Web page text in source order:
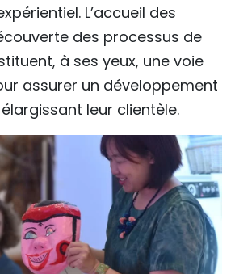
L’accueil des
des processus de
à ses yeux, une voie
assurer un développement
leur clientèle.